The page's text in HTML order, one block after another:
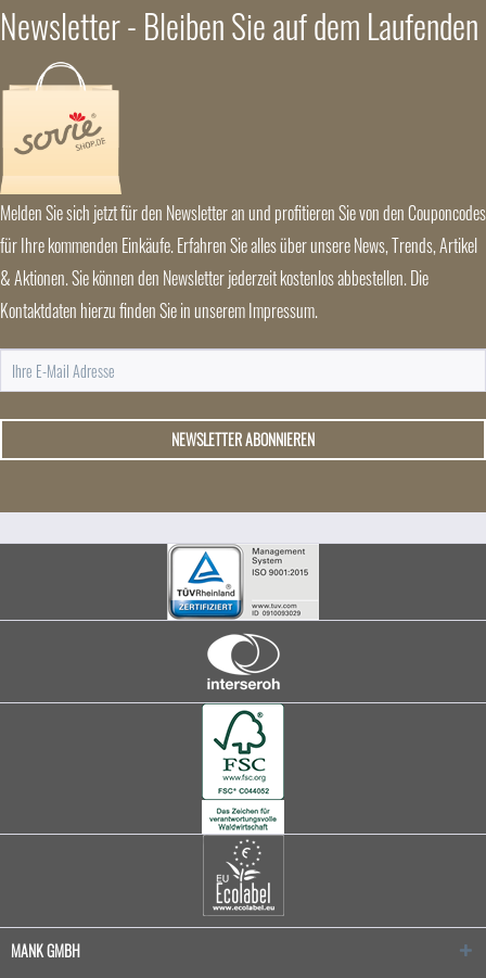
Newsletter - Bleiben Sie auf dem Laufenden
Melden Sie sich jetzt für den Newsletter an und profitieren Sie von den Couponcodes
für Ihre kommenden Einkäufe. Erfahren Sie alles über unsere News, Trends, Artikel
& Aktionen. Sie können den Newsletter jederzeit kostenlos abbestellen. Die
Kontaktdaten hierzu finden Sie in unserem Impressum.
NEWSLETTER ABONNIEREN
MANK GMBH